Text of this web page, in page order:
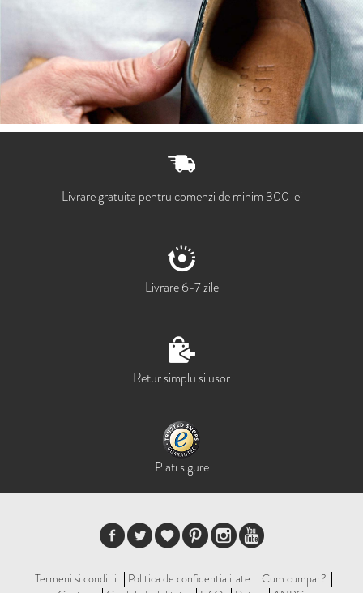
Livrare gratuita pentru comenzi de minim 300 lei
Livrare 6-7 zile
Retur simplu si usor
Plati sigure
Termeni si conditii Politica de confidentialitate
Cum cumpar?